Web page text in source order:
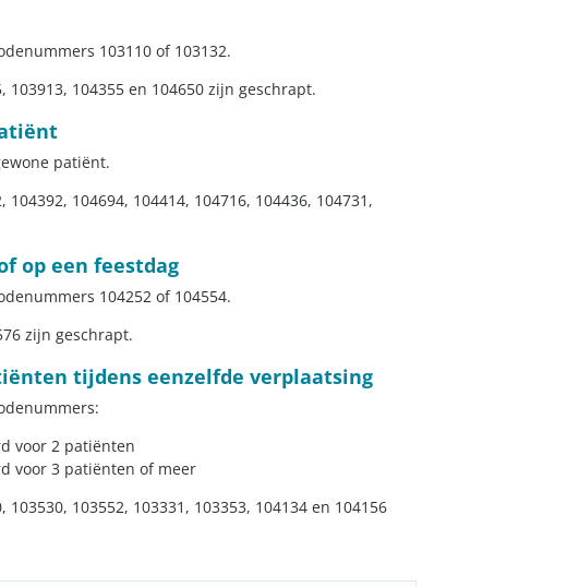
103110 of 103132.
104355 en 104650 zijn geschrapt.
patiënt.
104694, 104414, 104716, 104436, 104731,
op een feestdag
104252 of 104554.
zijn geschrapt.
tijdens eenzelfde verplaatsing
voor 2 patiënten
voor 3 patiënten of meer
103552, 103331, 103353, 104134 en 104156